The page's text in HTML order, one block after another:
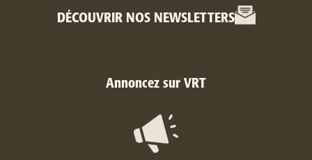
DÉCOUVRIR NOS NEWSLETTERS
Annoncez sur VRT